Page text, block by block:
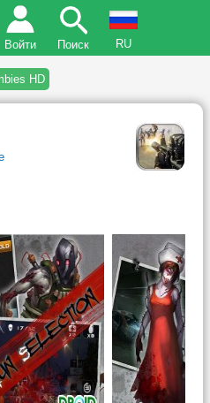
Войти Поиск RU
HD